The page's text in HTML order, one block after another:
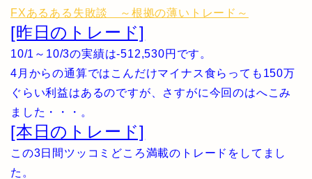
FXあるある失敗談 ～根拠の薄いトレード～
[昨日のトレード]
10/1～10/3の実績は-512,530円です。
4月からの通算ではこんだけマイナス食らっても150万
ぐらい利益はあるのですが、さすがに今回のはへこみ
ました・・・。
[本日のトレード]
この3日間ツッコミどころ満載のトレードをしてまし
た。